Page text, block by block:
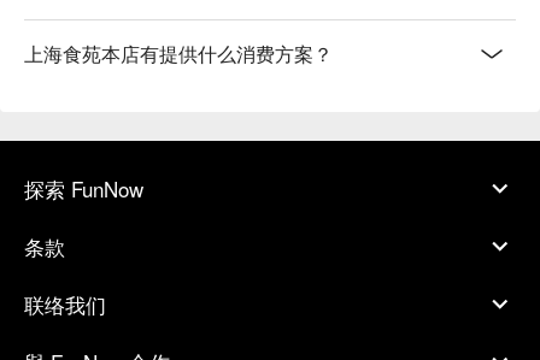
上海食苑本店有提供什么消费方案？
探索 FunNow
条款
联络我们